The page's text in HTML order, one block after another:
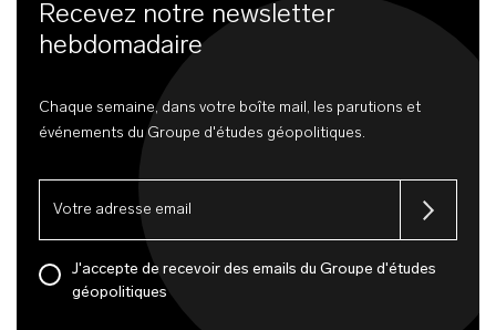
Recevez notre newsletter
hebdomadaire
Chaque semaine, dans votre boîte mail, les parutions et
événements du Groupe d'études géopolitiques.
J'accepte de recevoir des emails du Groupe d'études
géopolitiques